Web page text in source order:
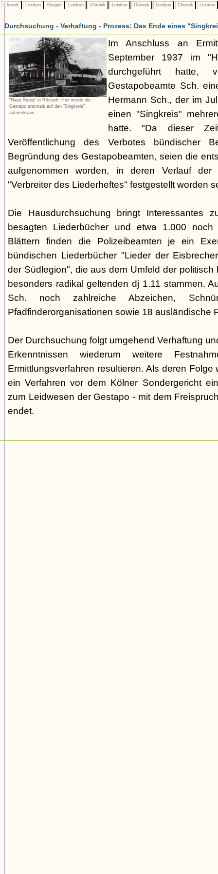
Chronik Lexikon Gruppe Lexikon Chronik Lexikon Chronik Lexikon Chronik Lexikon
Durchsuchung - Verhaftung - Prozess: Das Ende eines
"Haus Steeg" in Rösrath: Hier wurde die
Gestapo erstmals auf den "Singkreis"
aufmerksam.
Im Anschluss an
September 1937 im
durchgeführt hatte,
Gestapobeamte Sch.
Hermann Sch., der im
einen "Singkreis"
hatte. "Da dieser
Veröffentlichung des Verbotes bündischer
Begründung des Gestapobeamten, seien die
aufgenommen worden, in deren Verlauf der
"Verbreiter des Liederheftes" festgestellt worden
Die Hausdurchsuchung bringt Interessantes
besagten Liederbücher und etwa 1.000 noch
Blättern finden die Polizeibeamten je ein
bündischen Liederbücher "Lieder der
der Südlegion", die aus dem Umfeld der
besonders radikal geltenden dj 1.11 stammen.
Sch. noch zahlreiche Abzeichen,
Pfadfinderorganisationen sowie 18 ausländische
Der Durchsuchung folgt umgehend Verhaftung
Erkenntnissen wiederum weitere
Ermittlungsverfahren resultieren. Als deren
ein Verfahren vor dem Kölner Sondergericht
zum Leidwesen der Gestapo - mit dem
endet.